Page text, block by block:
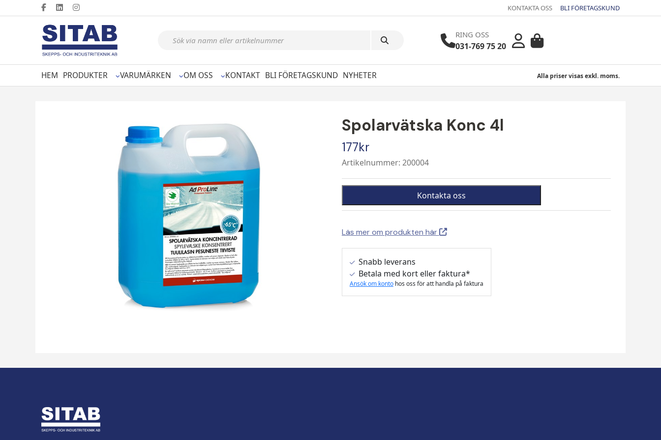
KONTAKTA OSS BLI FÖRETAGSKUND
RING OSS
031-769 75 20
HEM PRODUKTER VARUMÄRKEN OM OSS KONTAKT BLI FÖRETAGSKUND NYHETER Alla priser visas exkl. moms.
Spolarvätska Konc 4l
177kr
Artikelnummer: 200004
Kontakta oss
Läs mer om produkten här
Snabb leverans
Betala med kort eller faktura*
Ansök om kontohos oss för att handla på faktura